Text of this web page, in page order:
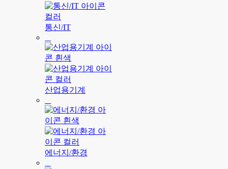
통신/IT
산업용기계
에너지/환경